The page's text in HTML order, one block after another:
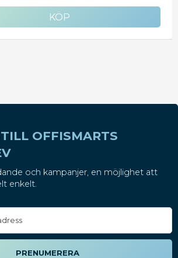
tillbehör: Vagga - Luftfuktighet vid
5 - 95 % (icke-kondenserande) - Lutning
65 - Max arbetsavstånd: 36.8 cm -
OFFISMARTS
och kampanjer, en möjlighet att
enkelt.
PRENUMERERA